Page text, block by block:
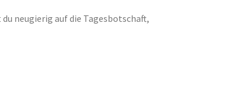
neugierig auf die Tagesbotschaft,